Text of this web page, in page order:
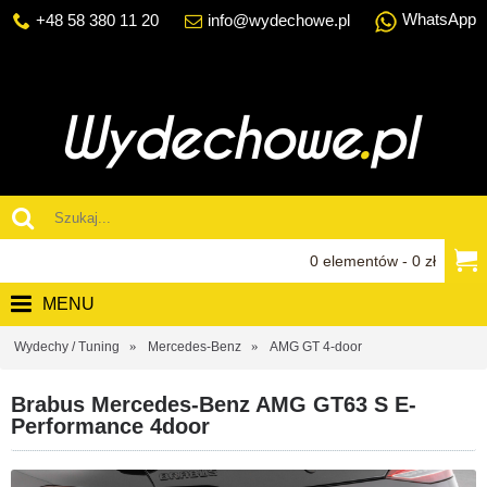
+48 58 380 11 20 info@wydechowe.pl WhatsApp
0 elementów - 0 zł
MENU
Wydechy / Tuning Mercedes-Benz AMG GT 4-door
Brabus Mercedes-Benz AMG GT63 S E-
Performance 4door